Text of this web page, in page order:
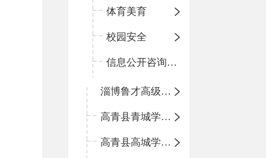
体育美育
校园安全
信息公开咨询指南
淄博鲁才高级中学
高青县青城学区中心小学
高青县高城学区中心小学